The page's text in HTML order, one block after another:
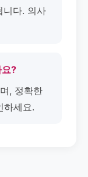
니다. 의사
?
, 정확한
하세요.